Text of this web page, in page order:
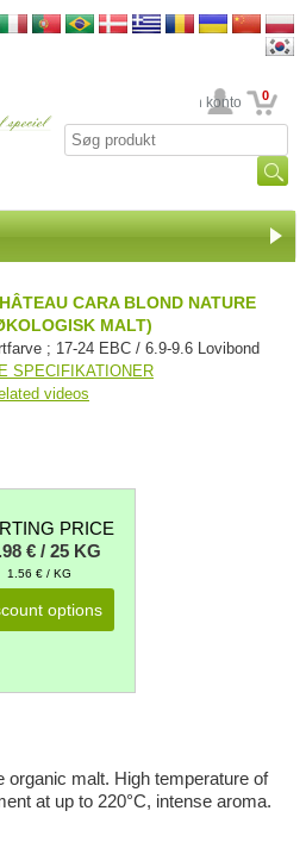
din konto 0
CARA BLOND NATURE
MALT)
; 17-24 EBC / 6.9-9.6 Lovibond
SPECIFIKATIONER
videos
PRICE
€ / 25 KG
1.56 € / KG
options
organic malt. High temperature of
at up to 220°C, intense aroma.